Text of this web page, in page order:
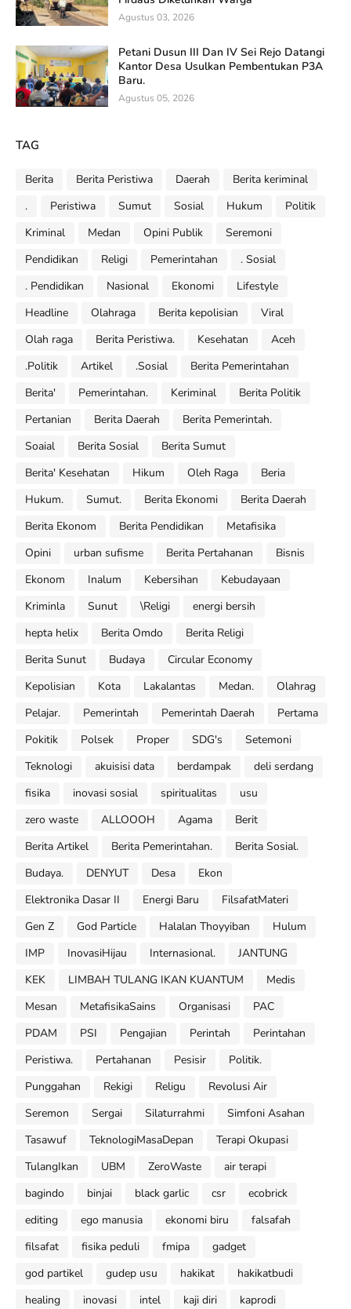
Agustus 03, 2026
Petani Dusun III Dan IV Sei Rejo Datangi
Kantor Desa Usulkan Pembentukan P3A
Baru.
Agustus 05, 2026
TAG
Berita Berita Peristiwa Daerah
Berita keriminal
.
Peristiwa Sumut Sosial Hukum
Politik
Kriminal
Medan Opini Publik
Seremoni
Pendidikan
Religi Pemerintahan
. Sosial
. Pendidikan
Nasional Ekonomi
Lifestyle
Headline
Olahraga Berita kepolisian
Viral
Olah raga
Berita Peristiwa. Kesehatan
Aceh
.Politik
Artikel .Sosial
Berita Pemerintahan
Berita'
Pemerintahan. Keriminal
Berita Politik
Pertanian
Berita Daerah
Berita Pemerintah.
Soaial
Berita Sosial
Berita Sumut
Berita' Kesehatan
Hikum Oleh Raga
Beria
Hukum.
Sumut. Berita Ekonomi
Berita Daerah
Berita Ekonom
Berita Pendidikan
Metafisika
Opini
urban sufisme Berita Pertahanan
Bisnis
Ekonom
Inalum Kebersihan
Kebudayaan
Kriminla
Sunut \Religi
energi bersih
hepta helix
Berita Omdo
Berita Religi
Berita Sunut
Budaya
Circular Economy
Kepolisian
Kota Lakalantas Medan.
Olahrag
Pelajar.
Pemerintah Pemerintah Daerah
Pertama
Pokitik
Polsek Proper SDG's
Setemoni
Teknologi
akuisisi data berdampak
deli serdang
fisika
inovasi sosial spiritualitas
usu
zero waste
ALLOOOH Agama
Berit
Berita Artikel
Berita Pemerintahan.
Berita Sosial.
Budaya.
DENYUT Desa
Ekon
Elektronika Dasar II
Energi Baru
FilsafatMateri
Gen Z
God Particle Halalan Thoyyiban
Hulum
IMP
InovasiHijau Internasional.
JANTUNG
KEK
LIMBAH TULANG IKAN KUANTUM
Medis
Mesan
MetafisikaSains Organisasi
PAC
PDAM
PSI Pengajian Perintah
Perintahan
Peristiwa.
Pertahanan Pesisir
Politik.
Punggahan
Rekigi Religu
Revolusi Air
Seremon
Sergai Silaturrahmi
Simfoni Asahan
Tasawuf
TeknologiMasaDepan
Terapi Okupasi
TulangIkan
UBM ZeroWaste
air terapi
bagindo
binjai black garlic csr
ecobrick
editing
ego manusia ekonomi biru
falsafah
filsafat
fisika peduli fmipa
gadget
god partikel
gudep usu hakikat
hakikatbudi
healing
inovasi intel kaji diri
kaprodi